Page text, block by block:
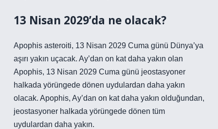
13 Nisan 2029’da ne olacak?
Apophis asteroiti, 13 Nisan 2029 Cuma günü Dünya’ya
aşırı yakın uçacak. Ay’dan on kat daha yakın olan
Apophis, 13 Nisan 2029 Cuma günü jeostasyoner
halkada yörüngede dönen uydulardan daha yakın
olacak. Apophis, Ay’dan on kat daha yakın olduğundan,
jeostasyoner halkada yörüngede dönen tüm
uydulardan daha yakın.